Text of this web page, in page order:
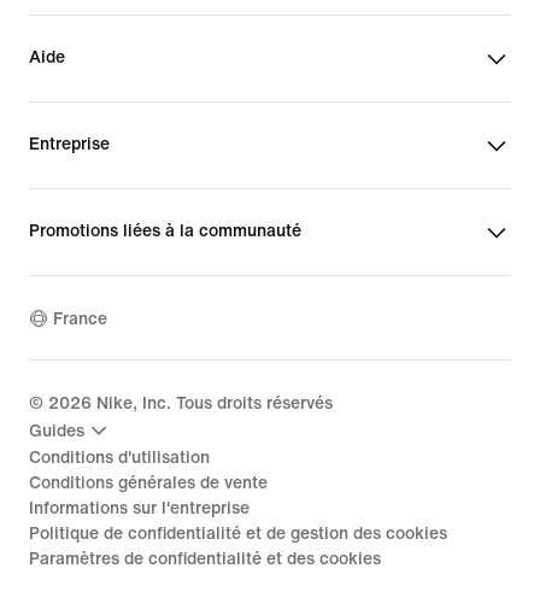
Aide
Entreprise
Promotions liées à la communauté
France
© 2026 Nike, Inc. Tous droits réservés
Guides
Conditions d'utilisation
Conditions générales de vente
Informations sur l'entreprise
Politique de confidentialité et de gestion des cookies
Paramètres de confidentialité et des cookies